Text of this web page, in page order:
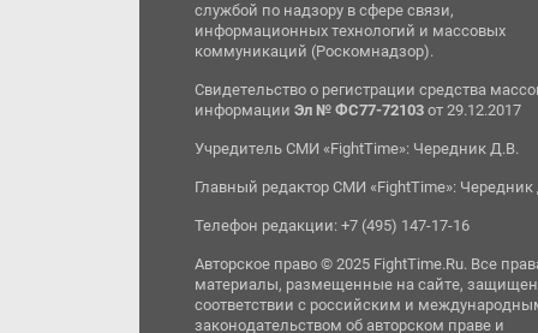
службой по надзору в сфере связи,
информационных технологий и массовых
коммуникаций (Роскомнадзор).
Свидетельство о регистрации средства
информацииЭл № ФС77-72103 от 29.12.2017
Учредитель СМИ «FightTime»: Чередник Д.В.
Главный редактор СМИ «FightTime»: Чередник
Телефон редакции: +7 (495) 147-17-16
Авторское право © 2025 FightTime.Ru. Все
материалы, размещенные на сайте,
соответствии с российским и
законодательством об авторском праве и